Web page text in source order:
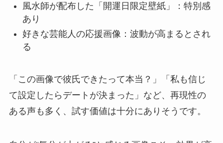
風水師が配布した「開運日限定壁紙」：特別感
あり
好きな芸能人の応援画像：波動が高まるとされ
る
「この画像で彼氏できたって本当？」「私も信じ
て設定したらデートが決まった」など、再現性の
ある声も多く、試す価値は十分にありそうです。